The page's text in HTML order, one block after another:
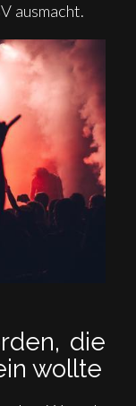
ausmacht.
die
wollte